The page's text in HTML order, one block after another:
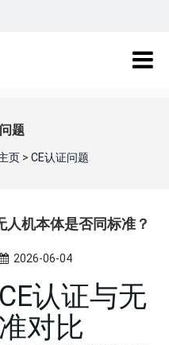
题
页 >CE认证问题
人机本体是否同标准？
2026-06-04
认证与无
对比